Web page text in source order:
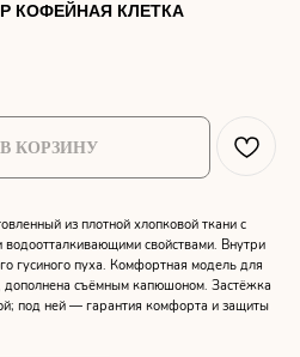
КОФЕЙНАЯ КЛЕТКА
КОРЗИНУ
из плотной хлопковой ткани с
свойствами. Внутри
гусиного пуха. Комфортная модель для
съёмным капюшоном. Застёжка
под ней — гарантия комфорта и защиты